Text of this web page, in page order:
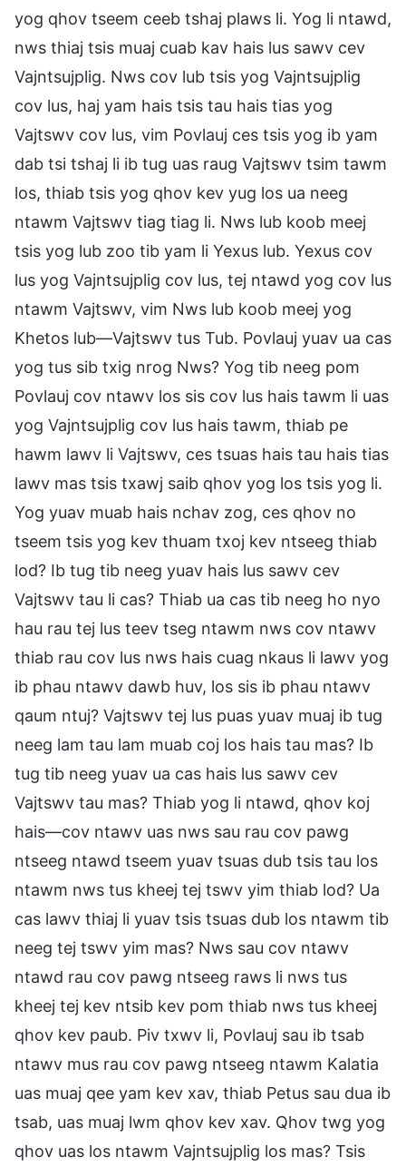
yog qhov tseem ceeb tshaj plaws li. Yog li ntawd,
nws thiaj tsis muaj cuab kav hais lus sawv cev
Vajntsujplig. Nws cov lub tsis yog Vajntsujplig
cov lus, haj yam hais tsis tau hais tias yog
Vajtswv cov lus, vim Povlauj ces tsis yog ib yam
dab tsi tshaj li ib tug uas raug Vajtswv tsim tawm
los, thiab tsis yog qhov kev yug los ua neeg
ntawm Vajtswv tiag tiag li. Nws lub koob meej
tsis yog lub zoo tib yam li Yexus lub. Yexus cov
lus yog Vajntsujplig cov lus, tej ntawd yog cov lus
ntawm Vajtswv, vim Nws lub koob meej yog
Khetos lub—Vajtswv tus Tub. Povlauj yuav ua cas
yog tus sib txig nrog Nws? Yog tib neeg pom
Povlauj cov ntawv los sis cov lus hais tawm li uas
yog Vajntsujplig cov lus hais tawm, thiab pe
hawm lawv li Vajtswv, ces tsuas hais tau hais tias
lawv mas tsis txawj saib qhov yog los tsis yog li.
Yog yuav muab hais nchav zog, ces qhov no
tseem tsis yog kev thuam txoj kev ntseeg thiab
lod? Ib tug tib neeg yuav hais lus sawv cev
Vajtswv tau li cas? Thiab ua cas tib neeg ho nyo
hau rau tej lus teev tseg ntawm nws cov ntawv
thiab rau cov lus nws hais cuag nkaus li lawv yog
ib phau ntawv dawb huv, los sis ib phau ntawv
qaum ntuj? Vajtswv tej lus puas yuav muaj ib tug
neeg lam tau lam muab coj los hais tau mas? Ib
tug tib neeg yuav ua cas hais lus sawv cev
Vajtswv tau mas? Thiab yog li ntawd, qhov koj
hais—cov ntawv uas nws sau rau cov pawg
ntseeg ntawd tseem yuav tsuas dub tsis tau los
ntawm nws tus kheej tej tswv yim thiab lod? Ua
cas lawv thiaj li yuav tsis tsuas dub los ntawm tib
neeg tej tswv yim mas? Nws sau cov ntawv
ntawd rau cov pawg ntseeg raws li nws tus
kheej tej kev ntsib kev pom thiab nws tus kheej
qhov kev paub. Piv txwv li, Povlauj sau ib tsab
ntawv mus rau cov pawg ntseeg ntawm Kalatia
uas muaj qee yam kev xav, thiab Petus sau dua ib
tsab, uas muaj lwm qhov kev xav. Qhov twg yog
qhov uas los ntawm Vajntsujplig los mas? Tsis